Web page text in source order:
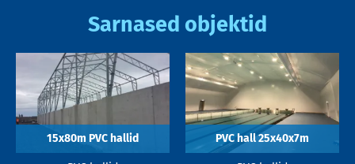
Sarnased objektid
15x80m PVC hallid PVC hall 25x40x7m